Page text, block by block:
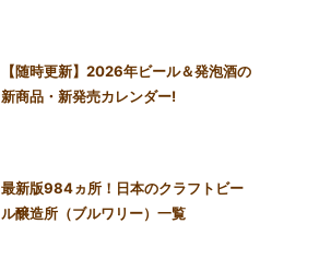
【随時更新】2026年ビール＆発泡酒の
新商品・新発売カレンダー!
最新版984ヵ所！日本のクラフトビー
ル醸造所（ブルワリー）一覧